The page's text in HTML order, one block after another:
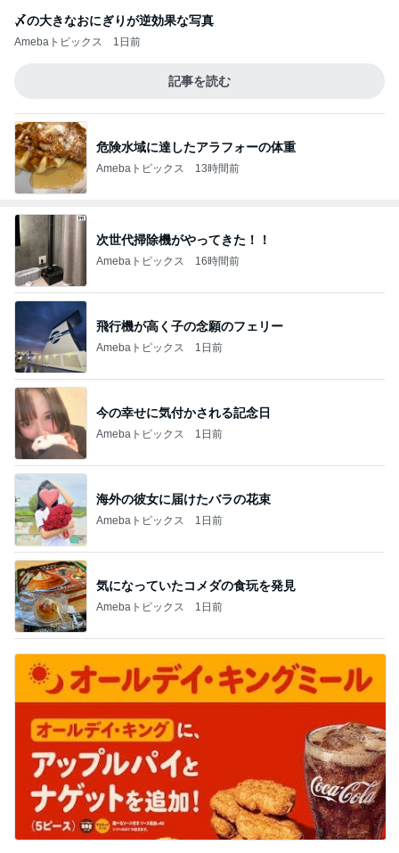
〆の大きなおにぎりが逆効果な写真
Amebaトピックス 1日前
記事を読む
危険水域に達したアラフォーの体重
Amebaトピックス 13時間前
次世代掃除機がやってきた！！
Amebaトピックス 16時間前
飛行機が高く子の念願のフェリー
Amebaトピックス 1日前
今の幸せに気付かされる記念日
Amebaトピックス 1日前
海外の彼女に届けたバラの花束
Amebaトピックス 1日前
気になっていたコメダの食玩を発見
Amebaトピックス 1日前